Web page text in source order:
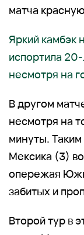
матча
Яркий
испортила
несмотря на
В другом
несмотря на
минуты.
Мексика (3)
опережая
забитых и
Второй тур в